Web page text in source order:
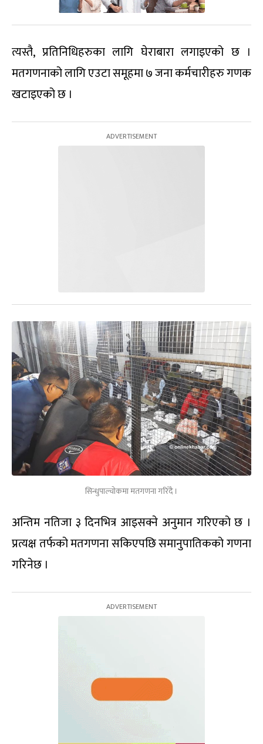
त्यस्तै, प्रतिनिधिहरुका लागि घेराबारा लगाइएको छ ।
मतगणनाको लागि एउटा समूहमा ७ जना कर्मचारीहरु गणक
खटाइएको छ ।
सिन्धुपाल्चोकमा मतगणना गरिँदै ।
अन्तिम नतिजा ३ दिनभित्र आइसक्ने अनुमान गरिएको छ ।
प्रत्यक्ष तर्फको मतगणना सकिएपछि समानुपातिकको गणना
गरिनेछ ।